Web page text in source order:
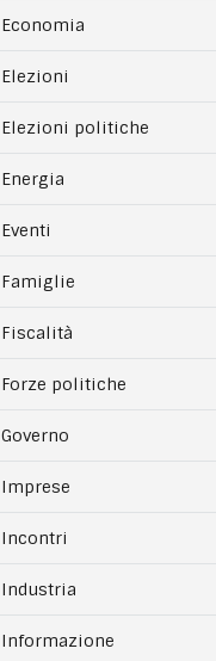
Economia
Elezioni
Elezioni politiche
Energia
Eventi
Famiglie
Fiscalità
Forze politiche
Governo
Imprese
Incontri
Industria
Informazione